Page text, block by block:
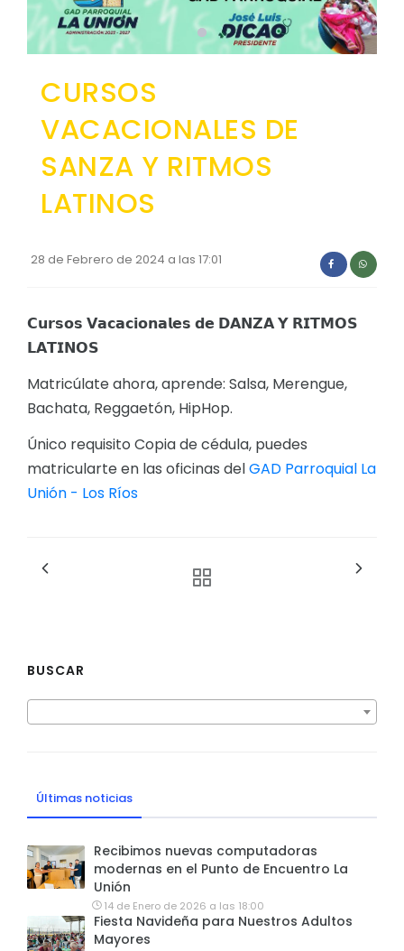
Convocatorias
GESTIÓN ADMINISTRATIVA
Plan de desarrollo y Ordenamiento Territorial -
Plan Anual Contratación - PAC
Plan Operativo Anual - POA
Cédulas presupuestarias y balances
Ejecución Presupuestaria
Obras y proyectos
CURSOS
VACACIONALES DE
SANZA Y RITMOS
LATINOS
28 de Febrero de 2024 a las 17:01
𝗖𝘂𝗿𝘀𝗼𝘀 𝗩𝗮𝗰𝗮𝗰𝗶𝗼𝗻𝗮𝗹𝗲𝘀 𝗱𝗲 𝗗𝗔𝗡𝗭𝗔 𝗬 𝗥𝗜𝗧𝗠𝗢𝗦
𝗟𝗔𝗧𝗜𝗡𝗢𝗦
Matricúlate ahora, aprende: Salsa, Merengue,
Bachata, Reggaetón, HipHop.
Único requisito Copia de cédula, puedes
matricularte en las oficinas delGAD Parroquial La
Unión - Los Ríos
BUSCAR
Últimas noticias
Recibimos nuevas computadoras
modernas en el Punto de Encuentro La
Unión
14 de Enero de 2026 a las 18:00
Fiesta Navideña para Nuestros Adultos
Mayores